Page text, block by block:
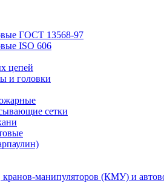
ГОСТ 13568-97
ISO 606
цепей
и головки
сетки
кранов-манипуляторов (КМУ) и